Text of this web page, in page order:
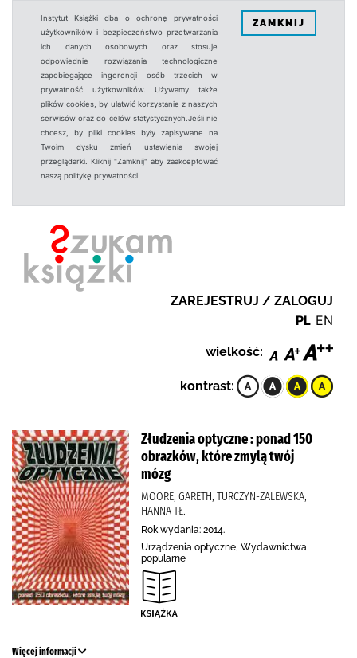
Instytut Książki dba o ochronę prywatności
użytkowników i bezpieczeństwo przetwarzania
ich danych osobowych oraz stosuje
odpowiednie rozwiązania technologiczne
zapobiegające ingerencji osób trzecich w
prywatność użytkowników. Używamy także
plików cookies, by ułatwić korzystanie z naszych
serwisów oraz do celów statystycznych.Jeśli nie
chcesz, by pliki cookies były zapisywane na
Twoim dysku zmień ustawienia swojej
przeglądarki. Kliknij "Zamknij" aby zaakceptować
naszą politykę prywatności.
ZAMKNIJ
ZAREJESTRUJ / ZALOGUJ
PL EN
wielkość:
kontrast:
Złudzenia optyczne : ponad 150
obrazków, które zmylą twój
mózg
MOORE, GARETH, TURCZYN-ZALEWSKA,
HANNA TŁ.
Rok wydania: 2014.
Urządzenia optyczne, Wydawnictwa
popularne
Więcej informacji